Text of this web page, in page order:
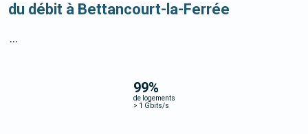
du débit à Bettancourt-la-Ferrée
99%
de logements
> 1 Gbits/s
...